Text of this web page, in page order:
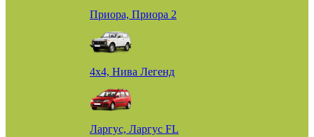
Приора, Приора 2
4х4, Нива Легенд
Ларгус, Ларгус FL